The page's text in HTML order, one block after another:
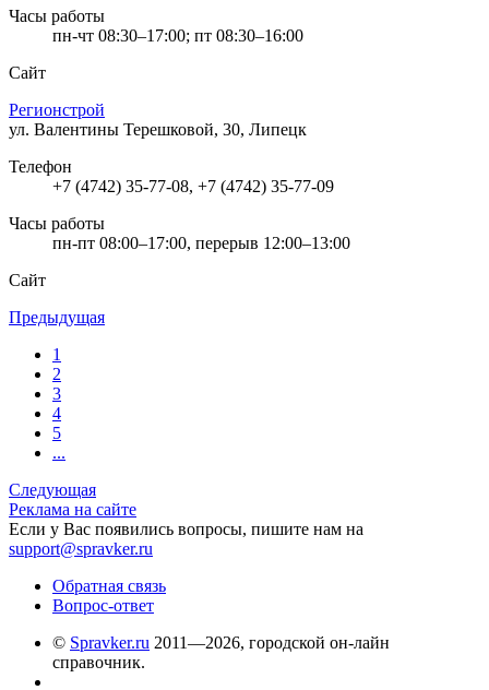
Часы работы
пн-чт 08:30–17:00; пт 08:30–16:00
Сайт
Регионстрой
ул. Валентины Терешковой, 30, Липецк
Телефон
+7 (4742) 35-77-08, +7 (4742) 35-77-09
Часы работы
пн-пт 08:00–17:00, перерыв 12:00–13:00
Сайт
Предыдущая
1
2
3
4
5
...
Следующая
Реклама на сайте
Если у Вас появились вопросы, пишите нам на
support@spravker.ru
Обратная связь
Вопрос-ответ
© Spravker.ru 2011—2026, городской он-лайн
справочник.